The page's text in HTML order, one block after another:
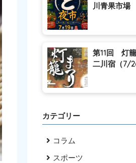
川青果市場
第11回 灯
二川宿（7/
カテゴリー
コラム
スポーツ